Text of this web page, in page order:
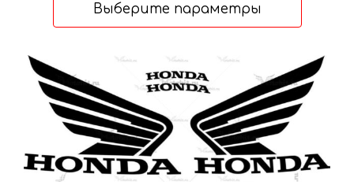
–
Выберите параметры
Этот
товар
имеет
несколько
вариаций.
Опции
можно